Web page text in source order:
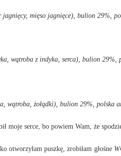
mięso jagnięce), bulion 29%,
wątroba z indyka, serca), bulion 29%,
wątroba, żołądki), bulion 29%, polska
moje serce, bo powiem Wam, że
otworzyłam puszkę, zrobiłam głośne